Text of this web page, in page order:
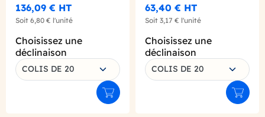
136,09 € HT
Soit 6,80 € l'unité
Choisissez une
déclinaison
COLIS DE 20
Ajouter au panier
63,40 € HT
Soit 3,17 € l'unité
Choisissez une
déclinaison
COLIS DE 20